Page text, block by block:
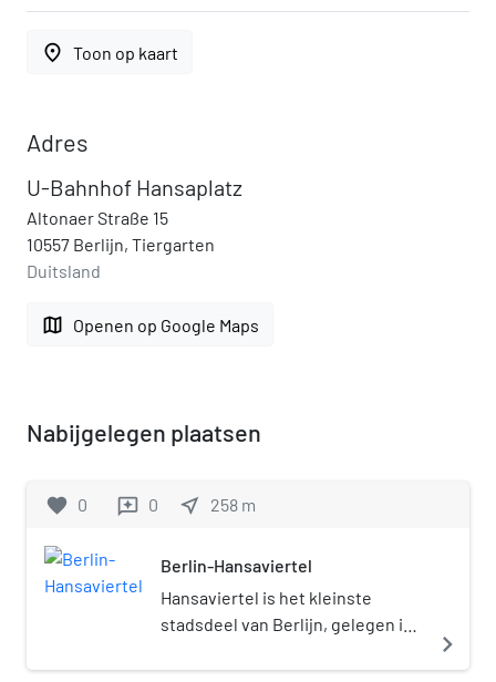
place Toon op kaart
Adres
U-Bahnhof Hansaplatz
Altonaer Straße 15
10557 Berlijn, Tiergarten
Duitsland
map Openen op Google Maps
Nabijgelegen plaatsen
favorite 0 reviews 0 near_me 258 m
Berlin-Hansaviertel
Hansaviertel is het kleinste
stadsdeel van Berlijn, gelegen in
ligt tussen Großer Tiergarten en
navigate_next